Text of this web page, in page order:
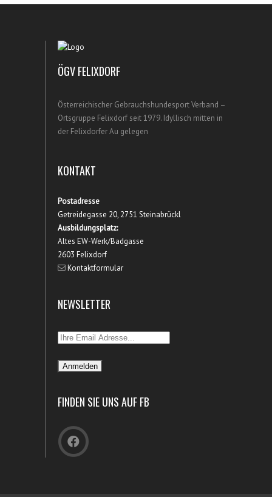
ÖGV FELIXDORF
Österreichischer Gebrauchshundesport Verband –
Ortsgruppe Felixdorf seit 1979. Idyllisch mitten in
der Felixdorfer Au gelegen
KONTAKT
Postadresse
Getreidegasse 20, 2751 Steinabrückl
Ausbildungsplatz:
Altes EW-Werk/Badgasse
2603 Felixdorf
Kontaktformular
NEWSLETTER
FINDEN SIE UNS AUF FB